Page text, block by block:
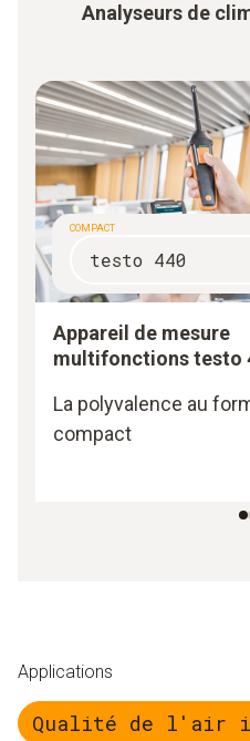
Analyseurs de
COMPACT
testo 440
Appareil de mesure
multifonctions testo
La polyvalence au
compact
Applications
Qualité de l'air